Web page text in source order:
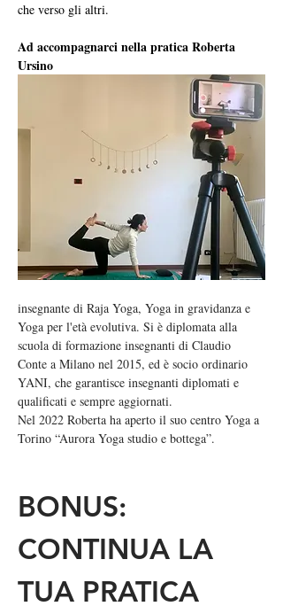
che verso gli altri.
Ad accompagnarci nella pratica Roberta
Ursino
insegnante di Raja Yoga, Yoga in gravidanza e
Yoga per l'età evolutiva. Si è diplomata alla
scuola di formazione insegnanti di Claudio
Conte a Milano nel 2015, ed è socio ordinario
YANI, che garantisce insegnanti diplomati e
qualificati e sempre aggiornati.
Nel 2022 Roberta ha aperto il suo centro Yoga a
Torino “Aurora Yoga studio e bottega”.
BONUS:
CONTINUA LA
TUA PRATICA